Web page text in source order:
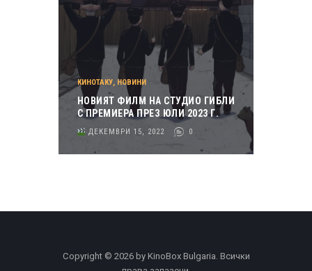
КИНОТАКУ, НОВИНИ
НОВИЯТ ФИЛМ НА СТУДИО ГИБЛИ
С ПРЕМИЕРА ПРЕЗ ЮЛИ 2023 Г.
ДЕКЕМВРИ 15, 2022 0
Copyright © 2026 by KinoBox Bulgaria. Всички